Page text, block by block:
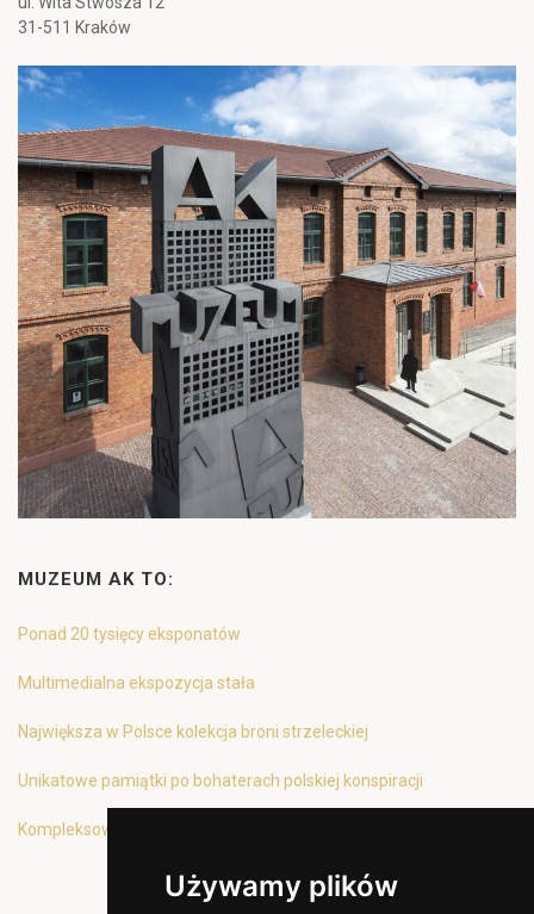
Używamy plików
31-511 Kraków
MUZEUM AK TO:
Ponad 20 tysięcy eksponatów
Multimedialna ekspozycja stała
Największa w Polsce kolekcja broni strzeleckiej
Unikatowe pamiątki po bohaterach polskiej konspiracji
Kompleksowa oferta edukacyjna